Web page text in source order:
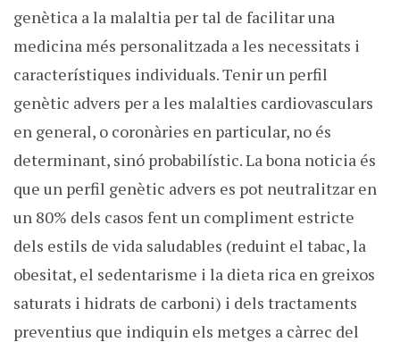
genètica a la malaltia per tal de facilitar una
medicina més personalitzada a les necessitats i
característiques individuals. Tenir un perfil
genètic advers per a les malalties cardiovasculars
en general, o coronàries en particular, no és
determinant, sinó probabilístic. La bona noticia és
que un perfil genètic advers es pot neutralitzar en
un 80% dels casos fent un compliment estricte
dels estils de vida saludables (reduint el tabac, la
obesitat, el sedentarisme i la dieta rica en greixos
saturats i hidrats de carboni) i dels tractaments
preventius que indiquin els metges a càrrec del